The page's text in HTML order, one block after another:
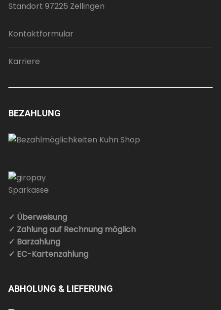
Standort 97225 Zellingen
Kontaktformular
Karriere
BEZAHLUNG
✓ Überweisung
✓ Zahlung auf Rechnung möglich
✓ Barzahlung
✓ EC-Kartenzahlung
ABHOLUNG & LIEFERUNG